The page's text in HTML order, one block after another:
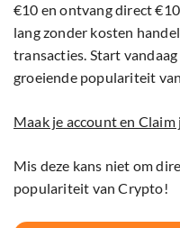
€10 en ontvang direct
lang zonder kosten
transacties. Start
groeiende populariteit
Maak je account en Claim
Mis deze kans niet om
populariteit van Crypto!